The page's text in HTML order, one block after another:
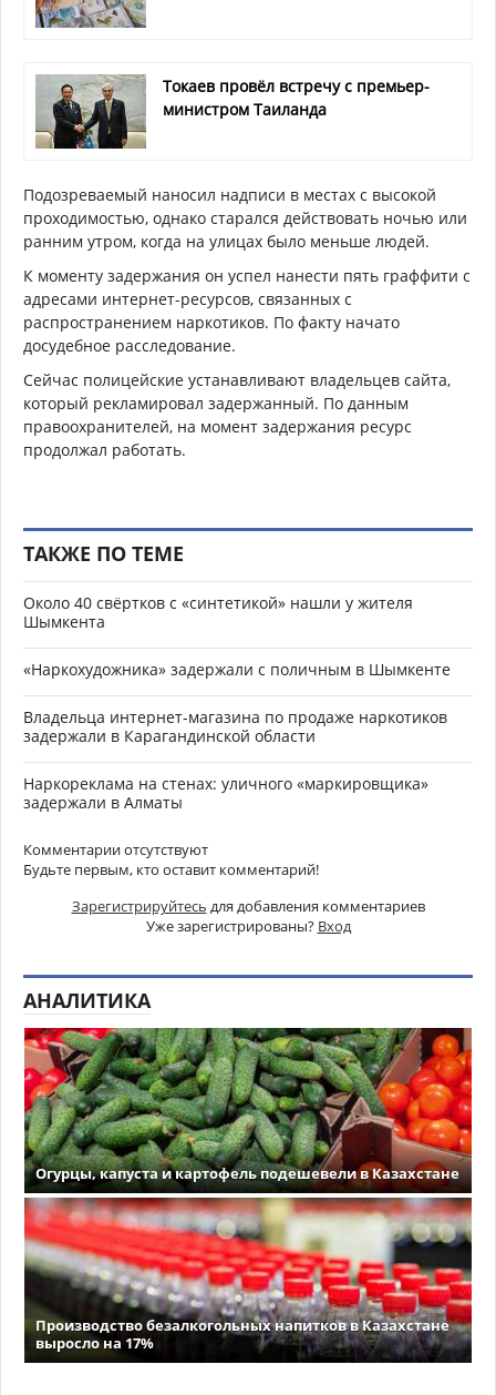
Токаев провёл встречу с премьер-
министром Таиланда
Подозреваемый наносил надписи в местах с высокой
проходимостью, однако старался действовать ночью или
ранним утром, когда на улицах было меньше людей.
К моменту задержания он успел нанести пять граффити с
адресами интернет-ресурсов, связанных с
распространением наркотиков. По факту начато
досудебное расследование.
Сейчас полицейские устанавливают владельцев сайта,
который рекламировал задержанный. По данным
правоохранителей, на момент задержания ресурс
продолжал работать.
ТАКЖЕ ПО ТЕМЕ
Около 40 свёртков с «синтетикой» нашли у жителя
Шымкента
«Наркохудожника» задержали с поличным в Шымкенте
Владельца интернет-магазина по продаже наркотиков
задержали в Карагандинской области
Наркореклама на стенах: уличного «маркировщика»
задержали в Алматы
Комментарии отсутствуют
Будьте первым, кто оставит комментарий!
Зарегистрируйтесь для добавления комментариев
Уже зарегистрированы? Вход
АНАЛИТИКА
Огурцы, капуста и картофель подешевели в Казахстане
Производство безалкогольных напитков в Казахстане
выросло на 17%